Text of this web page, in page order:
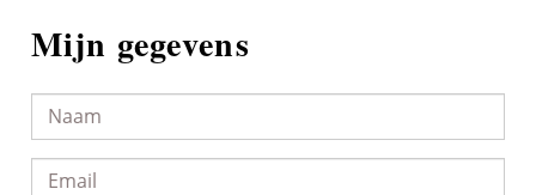
Mijn gegevens